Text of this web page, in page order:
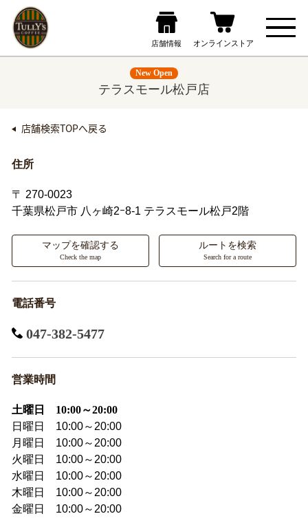
New Open
テラスモール松戸店
店舗検索TOPへ戻る
住所
〒 270-0023
千葉県松戸市 八ヶ崎2ｰ8-1 テラスモール松戸2階
マップを確認する
Check the map
ルートを検索
Search for a route
電話番号
047-382-5477
営業時間
土曜日 10:00～20:00
日曜日 10:00～20:00
月曜日 10:00～20:00
火曜日 10:00～20:00
水曜日 10:00～20:00
木曜日 10:00～20:00
金曜日 10:00～20:00